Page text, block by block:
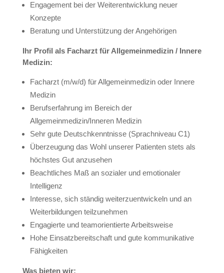
Engagement bei der Weiterentwicklung neuer
Konzepte
Beratung und Unterstützung der Angehörigen
Ihr Profil als Facharzt für Allgemeinmedizin / Innere
Medizin:
Facharzt (m/w/d) für Allgemeinmedizin oder Innere
Medizin
Berufserfahrung im Bereich der
Allgemeinmedizin/Inneren Medizin
Sehr gute Deutschkenntnisse (Sprachniveau C1)
Überzeugung das Wohl unserer Patienten stets als
höchstes Gut anzusehen
Beachtliches Maß an sozialer und emotionaler
Intelligenz
Interesse, sich ständig weiterzuentwickeln und an
Weiterbildungen teilzunehmen
Engagierte und teamorientierte Arbeitsweise
Hohe Einsatzbereitschaft und gute kommunikative
Fähigkeiten
Was bieten wir: